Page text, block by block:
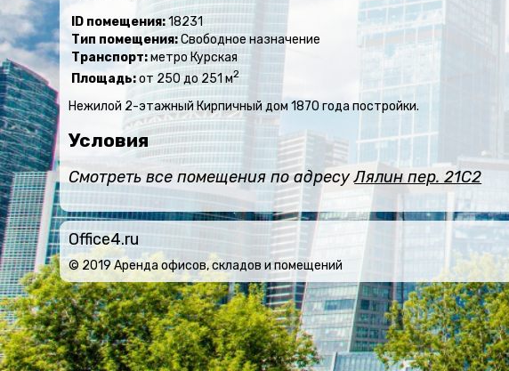
ID помещения:18231
Тип помещения:Свободное назначение
Транспорт:метро Курская
Площадь:от 250 до 251 м2
Нежилой 2-этажный Кирпичный дом 1870 года постройки.
Условия
Смотреть все помещения по адресуЛялин пер. 21С2
Office4.ru
© 2019 Аренда офисов, складов и помещений